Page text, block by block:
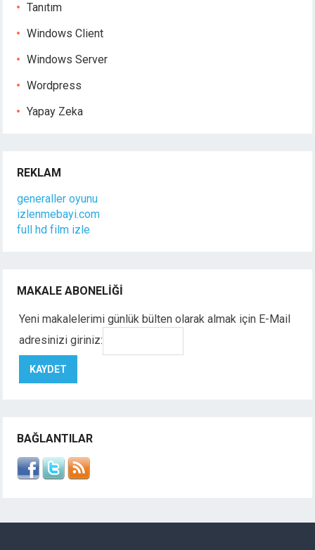
Tanıtım
Windows Client
Windows Server
Wordpress
Yapay Zeka
REKLAM
generaller oyunu
izlenmebayi.com
full hd film izle
MAKALE ABONELIĞI
Yeni makalelerimi günlük bülten olarak almak için E-Mail
adresinizi giriniz:
BAĞLANTILAR